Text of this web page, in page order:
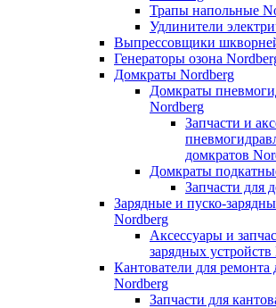
Трапы напольные
Удлинители
Выпрессовщики
Генераторы озона
Домкраты Nordberg
Домкраты
Nordberg
Запчасти и
домкратов
Домкраты
Запчасти для
Зарядные и пуско-
Nordberg
Аксессуары и
зарядных
Кантователи для ремонта
Nordberg
Запчасти для